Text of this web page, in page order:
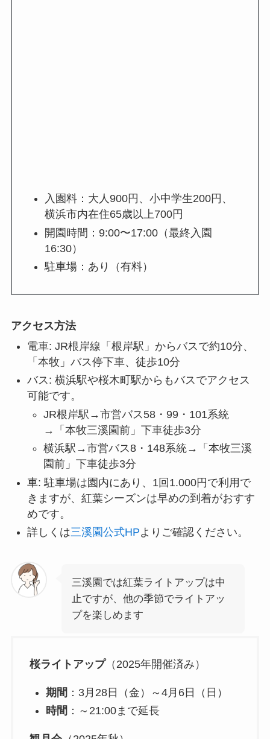
入園料：大人900円、小中学生200円、
横浜市内在住65歳以上700円
開園時間：9:00〜17:00（最終入園
16:30）
駐車場：あり（有料）
アクセス方法
電車: JR根岸線「根岸駅」からバスで約10分、
「本牧」バス停下車、徒歩10分
バス: 横浜駅や桜木町駅からもバスでアクセス
可能です。
JR根岸駅→市営バス58・99・101系統
→「本牧三溪園前」下車徒歩3分
横浜駅→市営バス8・148系統→「本牧三溪
園前」下車徒歩3分
車: 駐車場は園内にあり、1回1.000円で利用で
きますが、紅葉シーズンは早めの到着がおすす
めです。
詳しくは三溪園公式HPよりご確認ください。
三溪園では紅葉ライトアップは中
止ですが、他の季節でライトアッ
プを楽しめます
桜ライトアップ（2025年開催済み）
期間 ：3月28日（金）～4月6日（日）
時間 ：～21:00まで延長